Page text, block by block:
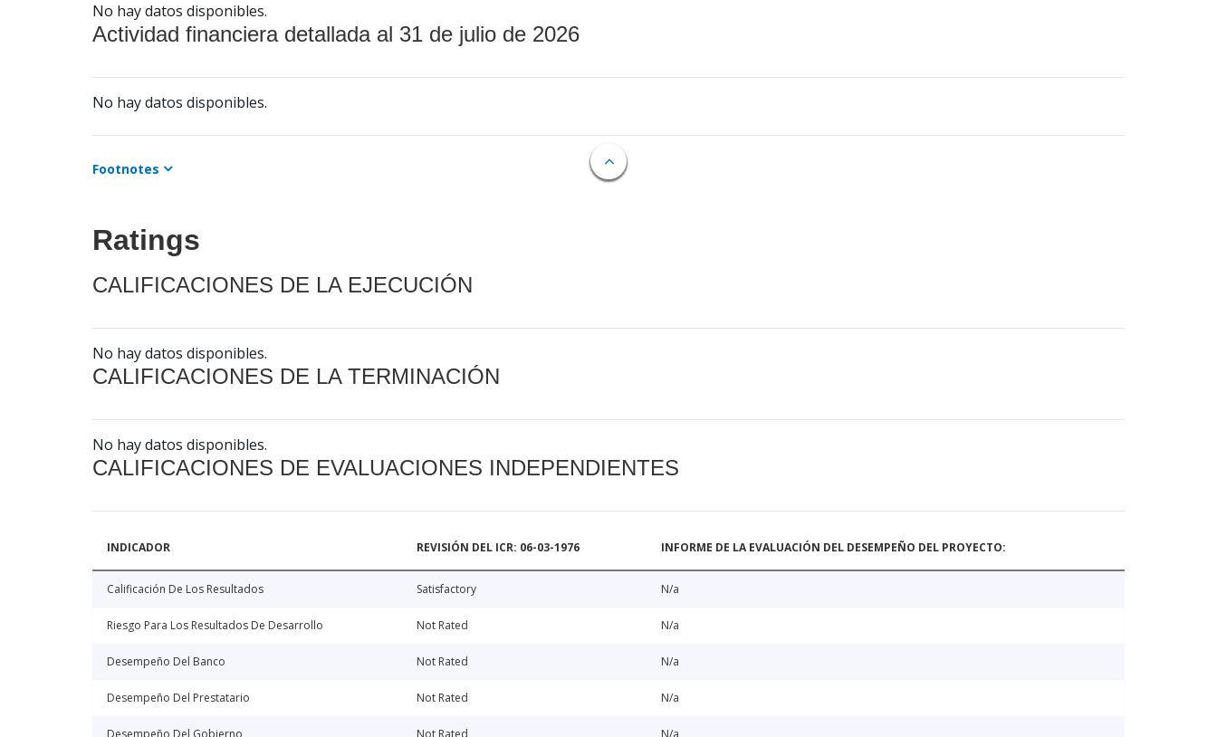
No hay datos disponibles.
Actividad financiera detallada al 31 de julio de 2026
No hay datos disponibles.
Footnotes
Ratings
CALIFICACIONES DE LA EJECUCIÓN
No hay datos disponibles.
CALIFICACIONES DE LA TERMINACIÓN
No hay datos disponibles.
CALIFICACIONES DE EVALUACIONES INDEPENDIENTES
INDICADOR REVISIÓN DEL ICR: 06-03-1976 INFORME DE LA EVALUACIÓN DEL DESEMPEÑO DEL PROYECTO:
Calificación De Los Resultados Satisfactory N/a
Riesgo Para Los Resultados De Desarrollo Not Rated N/a
Desempeño Del Banco Not Rated N/a
Desempeño Del Prestatario Not Rated N/a